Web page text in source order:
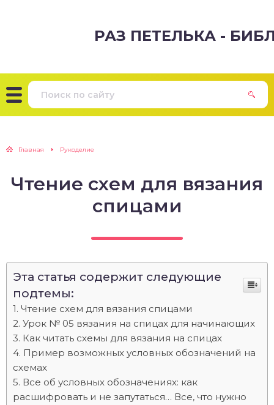
РАЗ ПЕТЕЛЬКА -
Главная Рукоделие
Чтение схем для вязания
спицами
Эта статья содержит следующие
подтемы:
Чтение схем для вязания спицами
Урок № 05 вязания на спицах для начинающих
Как читать схемы для вязания на спицах
Пример возможных условных обозначений на
схемах
Все об условных обозначениях: как
расшифровать и не запутаться… Все, что нужно